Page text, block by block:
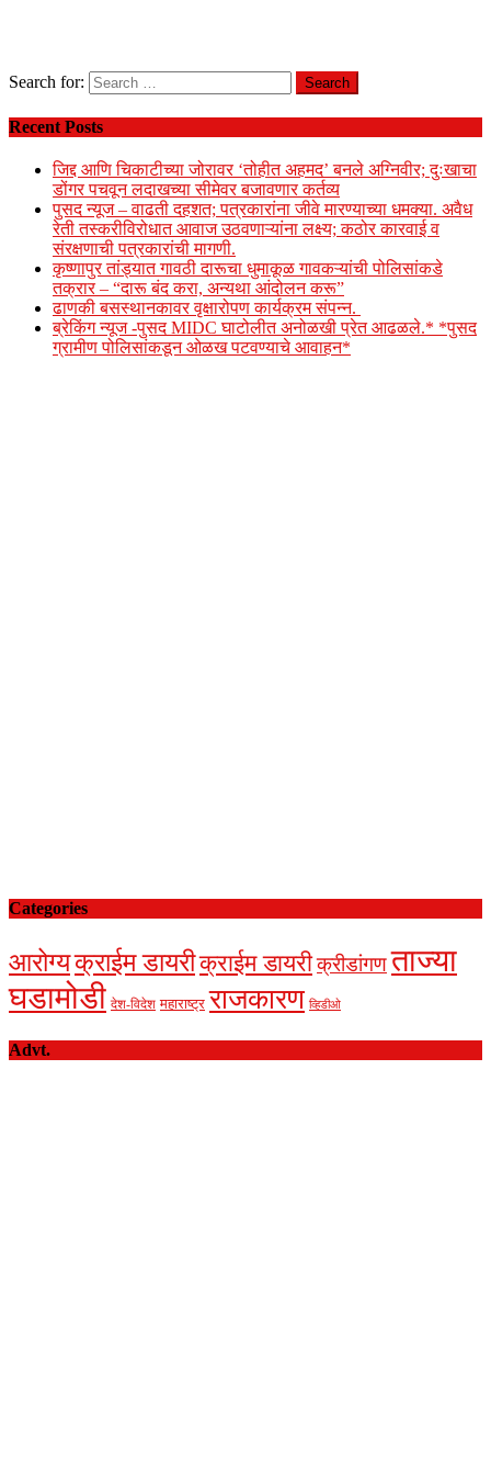
Search for:
Recent Posts
जिद्द आणि चिकाटीच्या जोरावर ‘तोहीत अहमद’ बनले अग्निवीर; दुःखाचा
डोंगर पचवून लदाखच्या सीमेवर बजावणार कर्तव्य
पुसद न्यूज – वाढती दहशत; पत्रकारांना जीवे मारण्याच्या धमक्या. अवैध
रेती तस्करीविरोधात आवाज उठवणाऱ्यांना लक्ष्य; कठोर कारवाई व
संरक्षणाची पत्रकारांची मागणी.
कृष्णापुर तांड्यात गावठी दारूचा धुमाकूळ गावकऱ्यांची पोलिसांकडे
तक्रार – “दारू बंद करा, अन्यथा आंदोलन करू”
ढाणकी बसस्थानकावर वृक्षारोपण कार्यक्रम संपन्न.
ब्रेकिंग न्यूज -पुसद MIDC घाटोलीत अनोळखी प्रेत आढळले.* *पुसद
ग्रामीण पोलिसांकडून ओळख पटवण्याचे आवाहन*
Categories
आरोग्यक्राईम डायरीक्राईम डायरीक्रीडांगणताज्या
घडामोडी देश-विदेश महाराष्ट्र राजकारण व्हिडीओ
Advt.